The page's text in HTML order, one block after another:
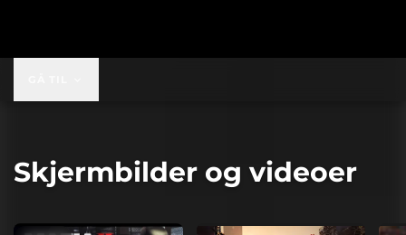
Skjermbilder og videoer